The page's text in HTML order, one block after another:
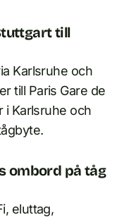
till
Karlsruhe och
till Paris Gare de
i Karlsruhe och
ombord på tåg
eluttag,